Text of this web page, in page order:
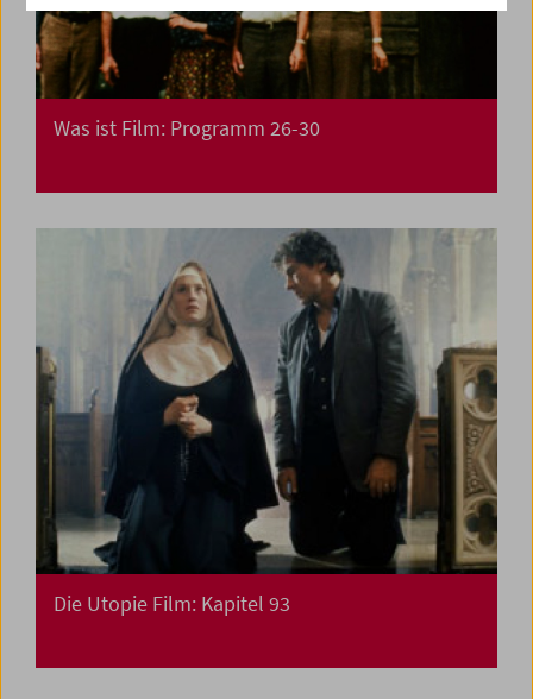
Was ist Film: Programm 26-30
Die Utopie Film: Kapitel 93